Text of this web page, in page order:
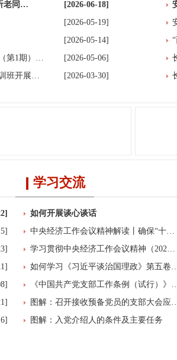
老同…
[2026-06-18]
[2026-05-19]
[2026-05-14]
第1期）…
[2026-05-06]
班开展…
[2026-03-30]
学习交流
如何开展谈心谈话
中央经济工作会议精神解读丨确保“十…
学习贯彻中央经济工作会议精神（202…
如何学习《习近平谈治国理政》第五卷…
《中国共产党支部工作条例（试行）》…
图解：召开接收预备党员的支部大会应…
图解：入党介绍人的条件及主要任务